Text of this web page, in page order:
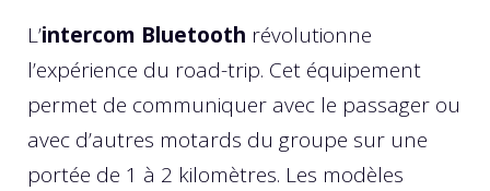
L’intercom Bluetooth révolutionne
l’expérience du road-trip. Cet équipement
permet de communiquer avec le passager ou
avec d’autres motards du groupe sur une
portée de 1 à 2 kilomètres. Les modèles